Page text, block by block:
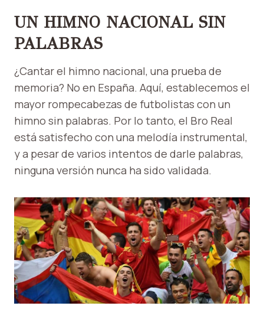
UN HIMNO NACIONAL SIN
PALABRAS
¿Cantar el himno nacional, una prueba de
memoria? No en España. Aquí, establecemos el
mayor rompecabezas de futbolistas con un
himno sin palabras. Por lo tanto, el Bro Real
está satisfecho con una melodía instrumental,
y a pesar de varios intentos de darle palabras,
ninguna versión nunca ha sido validada.